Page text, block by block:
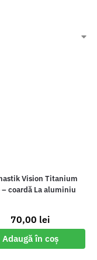
Vision Titanium
– coardă La aluminiu
70,00 lei
Adaugă în coș